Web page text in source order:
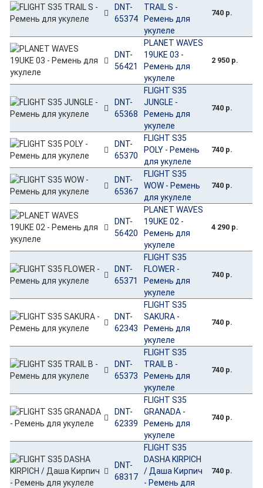
DNT-
65374
TRAIL S -
Ремень для
укулеле
740 р.
DNT-
56421
PLANET WAVES
19UKE 03 -
Ремень для
укулеле
2 950 р.
DNT-
65368
FLIGHT S35
JUNGLE -
Ремень для
укулеле
740 р.
DNT-
65370
FLIGHT S35
POLY - Ремень
для укулеле
740 р.
DNT-
65367
FLIGHT S35
WOW - Ремень
для укулеле
740 р.
DNT-
56420
PLANET WAVES
19UKE 02 -
Ремень для
укулеле
4 290 р.
DNT-
65371
FLIGHT S35
FLOWER -
Ремень для
укулеле
740 р.
DNT-
62343
FLIGHT S35
SAKURA -
Ремень для
укулеле
740 р.
DNT-
65373
FLIGHT S35
TRAIL B -
Ремень для
укулеле
740 р.
DNT-
62339
FLIGHT S35
GRANADA -
Ремень для
укулеле
740 р.
DNT-
68317
FLIGHT S35
DASHA KIRPICH
/ Даша Кирпич
- Ремень для
740 р.